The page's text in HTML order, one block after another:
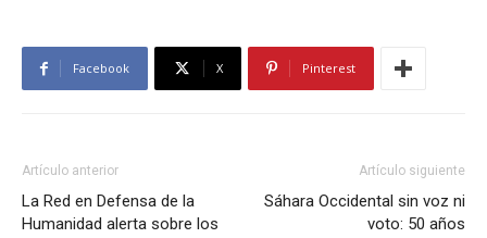
Facebook X Pinterest
Artículo anterior
La Red en Defensa de la
Humanidad alerta sobre los
Artículo siguiente
Sáhara Occidental sin voz ni
voto: 50 años